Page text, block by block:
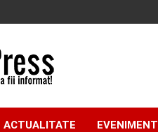
ACTUALITATE EVENIMENT